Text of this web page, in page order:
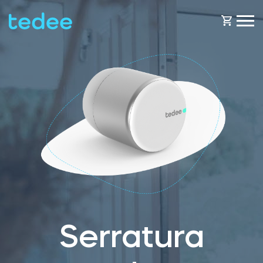
COME FUNZIONA?
Business
PRODOTTI
Serraturas
NEGOZIO
Serratura